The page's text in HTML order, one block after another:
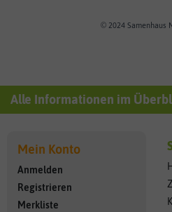
© 2024 Samenhaus
Alle Informationen im
Mein Konto
Anmelden
Registrieren
Merkliste